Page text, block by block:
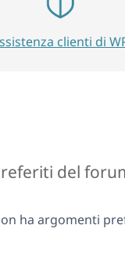
del
ha argomenti
clienti di